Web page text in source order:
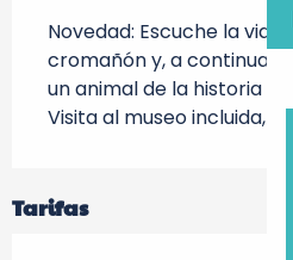
Novedad: Escuche la vida
cromañón y, a
un animal de la historia (a
Visita al museo incluida,
Tarifas